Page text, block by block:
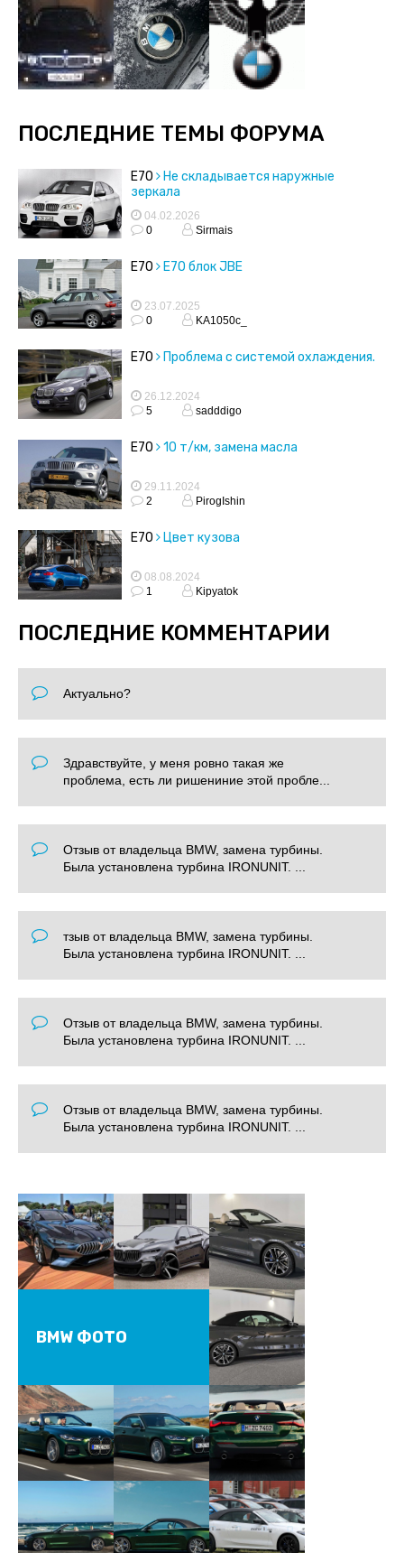
ПОСЛЕДНИЕ ТЕМЫ ФОРУМА
E70
Не складывается наружные
зеркала
04.02.2026
0
Sirmais
E70 Е70 блок JBE
23.07.2025
0
KA1050c_
E70 Проблема с системой охлаждения.
26.12.2024
5
sadddigo
E70 10 т/км, замена масла
29.11.2024
2
PirogIshin
E70 Цвет кузова
08.08.2024
1
Kipyatok
ПОСЛЕДНИЕ КОММЕНТАРИИ
Актуально?
Здравствуйте, у меня ровно такая же
проблема, есть ли ришениние этой пробле...
Отзыв от владельца BMW, замена турбины.
Была установлена турбина IRONUNIT. ...
тзыв от владельца BMW, замена турбины.
Была установлена турбина IRONUNIT. ...
Отзыв от владельца BMW, замена турбины.
Была установлена турбина IRONUNIT. ...
Отзыв от владельца BMW, замена турбины.
Была установлена турбина IRONUNIT. ...
BMW ФОТО